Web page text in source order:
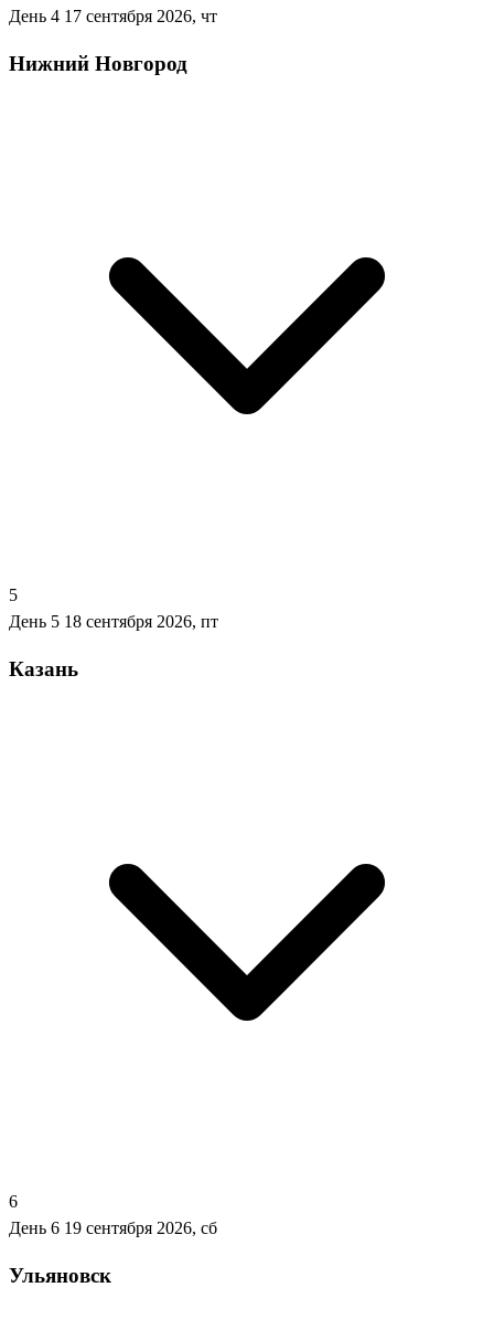
День 4 17 сентября 2026, чт
Нижний Новгород
5
День 5 18 сентября 2026, пт
Казань
6
День 6 19 сентября 2026, сб
Ульяновск